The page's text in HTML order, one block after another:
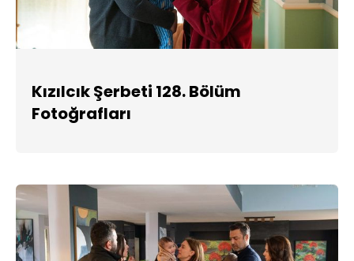
Kızılcık Şerbeti 128. Bölüm
Fotoğrafları